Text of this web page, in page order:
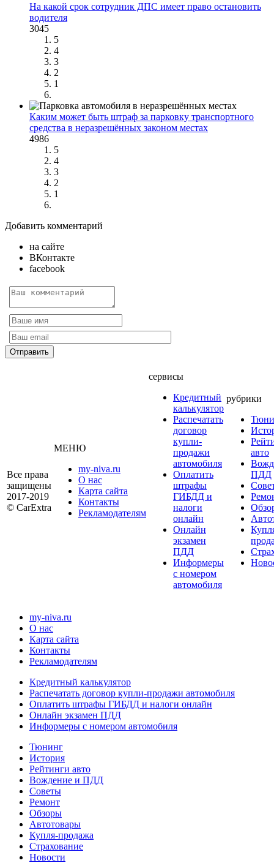
На какой срок сотрудник ДПС имеет право остановить
водителя
3045
5
4
3
2
1
Каким может быть штраф за парковку транспортного
средства в неразрешённых законом местах
4986
5
4
3
2
1
Добавить комментарий
на сайте
ВКонтакте
facebook
Все права
защищены
2017-2019
© CarExtra
МЕНЮ
my-niva.ru
О нас
Карта сайта
Контакты
Рекламодателям
сервисы
Кредитный
калькулятор
Распечатать
договор
купли-
продажи
автомобиля
Оплатить
штрафы
ГИБДД и
налоги
онлайн
Онлайн
экзамен
ПДД
Информеры
с номером
автомобиля
рубрики
авто
ПДД
my-niva.ru
О нас
Карта сайта
Контакты
Рекламодателям
Кредитный калькулятор
Распечатать договор купли-продажи автомобиля
Оплатить штрафы ГИБДД и налоги онлайн
Онлайн экзамен ПДД
Информеры с номером автомобиля
Тюнинг
История
Рейтинги авто
Вождение и ПДД
Советы
Ремонт
Обзоры
Автотовары
Купля-продажа
Страхование
Новости